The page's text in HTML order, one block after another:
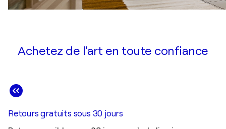
Achetez de l'art en toute confiance
Retours gratuits sous 30 jours